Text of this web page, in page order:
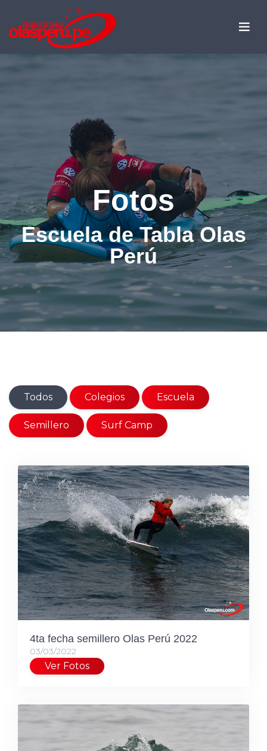
Fotos
Escuela de Tabla Olas
Perú
Todos Colegios Escuela
Semillero Surf Camp
4ta fecha semillero Olas Perú 2022
03/03/2022
Ver Fotos